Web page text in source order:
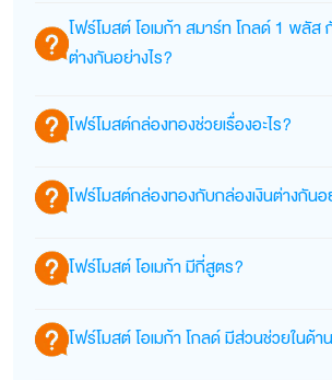
เติบโตสมวัย
สำหรับเด็กตั้งแต่ 1 ขวบขึ้นไป
โฟร์โมสต์ โอเมก้า สมาร์ท โกลด์ 1 พลัส กับ 4 พลัส
ต่างกันอย่างไร?
ความแตกต่างระหว่าง โฟร์โมสต์ โอเม
พลัส และ 4 พลัส อยู่ที่กลุ่มอายุที่ผลิ
1 พลัส: เหมาะสำหรับเด็ก 1 ปีขึ้นไป ซึ่ง
เริ่มต้น.ชู DHA สูง (ถึง 27 มก.) +
ลิน + “ฟอสโฟลิปิด” และ GOS Bio-
โฟร์โมสต์กล่องทองช่วยเรื่องอะไร?
โฟร์โมสต์ กล่องทอง หรือ โฟร์โมสต์
ดื่มที่ออกแบบมาเพื่อเสริมพัฒนาการ
เจริญเติบโต โดยมีส่วนผสมของ DHA
GOS-Bioactive ที่ช่วยในการพัฒนาก
ประสาท, และภูมิคุ้มกันของเด็ก
โฟร์โมสต์กล่องทองกับกล่องเงินต่างกันอ
“กล่องทอง” คือซีรีส์ Gold/Smart
เน้น DHA สูงและส่วนผสมครบกว่า) ส่
โฟร์โมสต์ โอเมก้า มีกี่สูตร?
Omega Smart Gold: 1+, 4+ (สูตรพ
อาหารสมอง/ภูมิคุ้มกัน, DHA,
โฟร์โมสต์ โอเมก้า โกลด์ มีส่วนช่วยในด้า